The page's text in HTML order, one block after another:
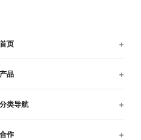
首页 +
产品 +
类导航 +
合作 +